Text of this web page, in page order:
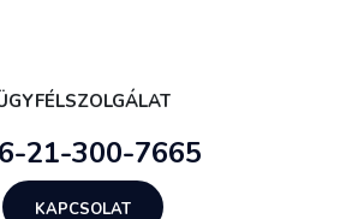
21-300-7665
KAPCSOLAT